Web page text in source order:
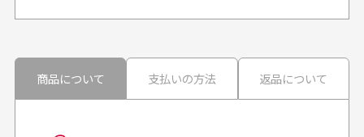
30代男性 30代男性
商品について 支払いの方法 返品について